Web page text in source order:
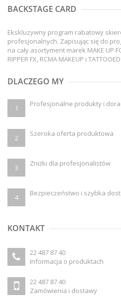
BACKSTAGE CARD
Ekskluzywny program rabatowy
profesjonalnych. Zapisując się do
na cały asortyment marek MAKE UP
RIPPER FX, RCMA MAKEUP i
DLACZEGO MY
1 Profesjonalne produkty i
2 Szeroka oferta produktowa
3 Zniżki dla profesjonalistów
4 Bezpieczeństwo i szybka
KONTAKT
22 487 87 40
Informacja o produktach
22 487 87 40
Zamówienia i dostawy